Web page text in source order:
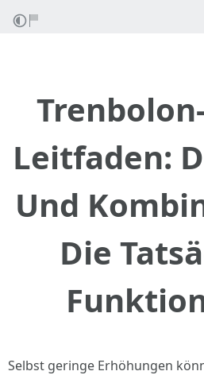
Leitfaden:
Und
Die
Selbst geringe Erhöhungen